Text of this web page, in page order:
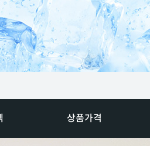
상품가격